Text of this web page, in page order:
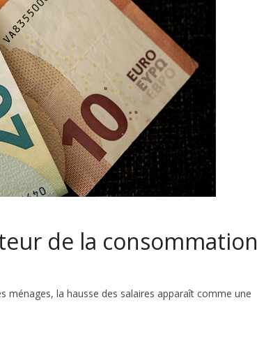
de la consommation
ménages, la hausse des salaires apparaît comme une